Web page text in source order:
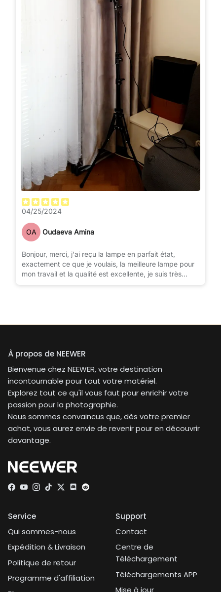
04/25/2024
OA Oudaeva Amina
Bonjour, merci, j'ai reçu la lampe en parfait état,
exactement ce que je voulais, la meilleure lampe pour
mon travail et la qualité est excellente, je suis très
content de l'achat.
À propos de NEEWER
Bienvenue chez NEEWER, votre destination
incontournable pour tout votre matériel.
Explorez tout ce qu'il vous faut pour enrichir votre
passion pour la photographie.
Nous sommes convaincus que, dès votre premier
achat, vous aurez envie de revenir pour en découvrir
davantage.
Facebook
YouTube
Instagram
TikTokTwitter
Discord
Service
Qui sommes-nous
Expédition & Livraison
Politique de retour
Programme d'affiliation
Support
Contact
Centre de
Téléchargement
Téléchargements APP
Mise à jour